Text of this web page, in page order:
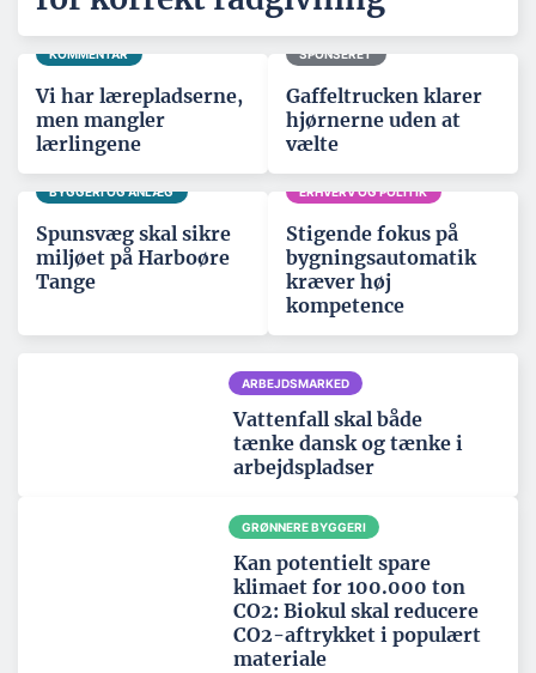
KOMMENTAR
Vi har lærepladserne,
men mangler
lærlingene
SPONSERET
Gaffeltrucken klarer
hjørnerne uden at
vælte
BYGGERI OG ANLÆG
Spunsvæg skal sikre
miljøet på Harboøre
Tange
ERHVERV OG POLITIK
Stigende fokus på
bygningsautomatik
kræver høj
kompetence
ARBEJDSMARKED
Vattenfall skal både
tænke dansk og tænke i
arbejdspladser
GRØNNERE BYGGERI
Kan potentielt spare
klimaet for 100.000 ton
CO2: Biokul skal reducere
CO2-aftrykket i populært
materiale